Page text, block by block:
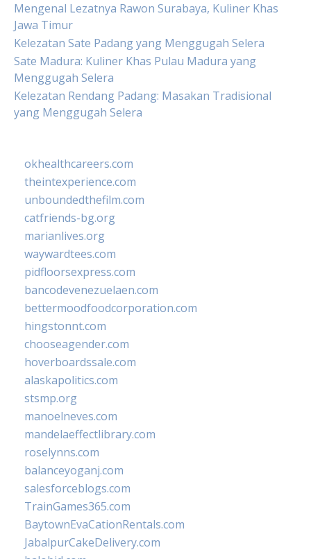
Mengenal Lezatnya Rawon Surabaya, Kuliner Khas
Jawa Timur
Kelezatan Sate Padang yang Menggugah Selera
Sate Madura: Kuliner Khas Pulau Madura yang
Menggugah Selera
Kelezatan Rendang Padang: Masakan Tradisional
yang Menggugah Selera
okhealthcareers.com
theintexperience.com
unboundedthefilm.com
catfriends-bg.org
marianlives.org
waywardtees.com
pidfloorsexpress.com
bancodevenezuelaen.com
bettermoodfoodcorporation.com
hingstonnt.com
chooseagender.com
hoverboardssale.com
alaskapolitics.com
stsmp.org
manoelneves.com
mandelaeffectlibrary.com
roselynns.com
balanceyoganj.com
salesforceblogs.com
TrainGames365.com
BaytownEvaCationRentals.com
JabalpurCakeDelivery.com